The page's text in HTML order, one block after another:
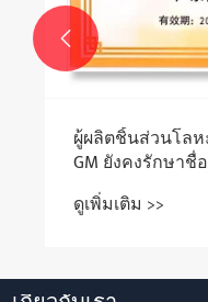
ผู้ผลิตชิ้นส่วนโล
GM ยังคงรักษาชื่
นวัตกรรม" ของจั
ดูเพิ่มเติม >>
